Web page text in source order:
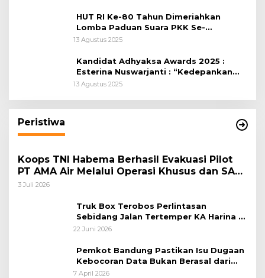
HUT RI Ke-80 Tahun Dimeriahkan
Lomba Paduan Suara PKK Se-
Kabupaten Bogor
13 Agustus 2025
Kandidat Adhyaksa Awards 2025 :
Esterina Nuswarjanti : “Kedepankan
Keadilan Restoratif Wujudkan
13 Agustus 2025
Peristiwa
Koops TNI Habema Berhasil Evakuasi Pilot
PT AMA Air Melalui Operasi Khusus dan SAR
Taktis
3 Juli 2026
Truk Box Terobos Perlintasan
Sebidang Jalan Tertemper KA Harina di
Jalan Stasiun Poncol-Jrakah Semarang
22 Juni 2026
Pemkot Bandung Pastikan Isu Dugaan
Kebocoran Data Bukan Berasal dari
Server Disdukcapil
7 April 2026